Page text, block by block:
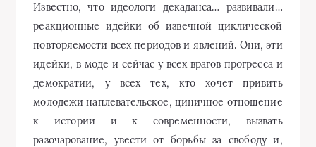
Известно, что идеологи декаданса… развивали…
реакционные идейки об извечной циклической
повторяемости всех периодов и явлений. Они, эти
идейки, в моде и сейчас у всех врагов прогресса и
демократии, у всех тех, кто хочет привить
молодежи наплевательское, циничное отношение
к истории и к современности, вызвать
разочарование, увести от борьбы за свободу и,